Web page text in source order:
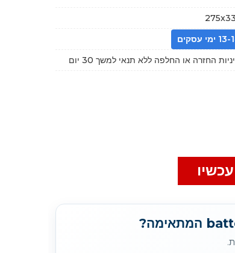
החזרה או החלפה ללא תנאי למשך 30 יום